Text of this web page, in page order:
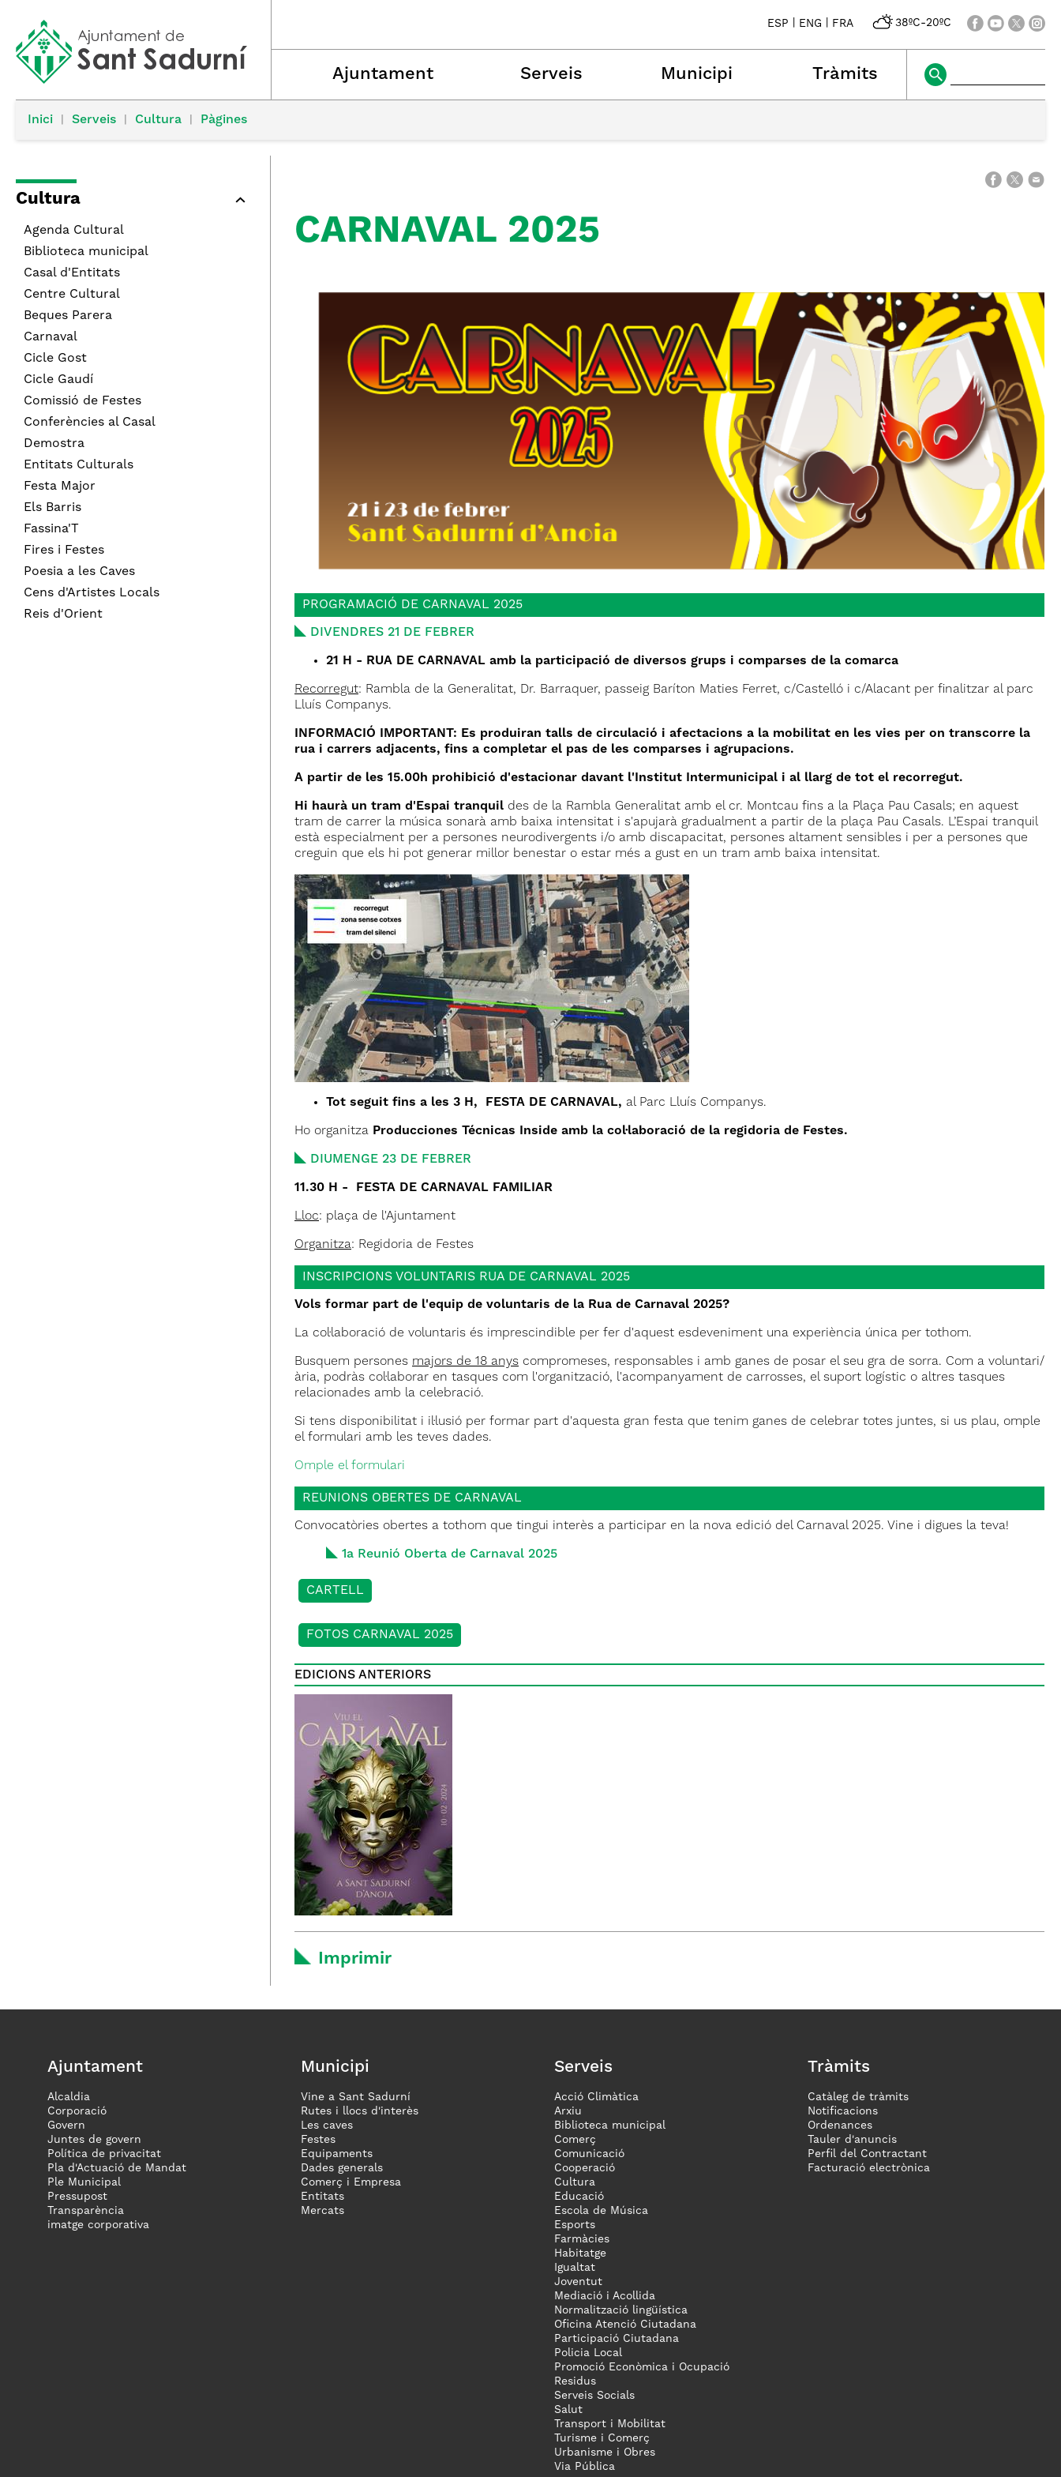
ESP ENG FRA 38ºC-20ºC
Ajuntament Serveis Municipi Tràmits
Inici Serveis Cultura Pàgines
Cultura
Agenda Cultural
Biblioteca municipal
Casal d'Entitats
Centre Cultural
Beques Parera
Carnaval
Cicle Gost
Cicle Gaudí
Comissió de Festes
Conferències al Casal
Demostra
Entitats Culturals
Festa Major
Els Barris
Fassina'T
Fires i Festes
Poesia a les Caves
Cens d'Artistes Locals
Reis d'Orient
CARNAVAL 2025
PROGRAMACIÓ DE CARNAVAL 2025
DIVENDRES 21 DE FEBRER
21 H - RUA DE CARNAVAL amb la participació de diversos grups i comparses de la comarca
Recorregut: Rambla de la Generalitat, Dr. Barraquer, passeig Baríton Maties Ferret, c/Castelló i c/Alacant per finalitzar al parc
Lluís Companys.
INFORMACIÓ IMPORTANT: Es produiran talls de circulació i afectacions a la mobilitat en les vies per on transcorre la
rua i carrers adjacents, fins a completar el pas de les comparses i agrupacions.
A partir de les 15.00h prohibició d'estacionar davant l'Institut Intermunicipal i al llarg de tot el recorregut.
Hi haurà un tram d'Espai tranquil des de la Rambla Generalitat amb el cr. Montcau fins a la Plaça Pau Casals; en aquest
tram de carrer la música sonarà amb baixa intensitat i s'apujarà gradualment a partir de la plaça Pau Casals. L’Espai tranquil
està especialment per a persones neurodivergents i/o amb discapacitat, persones altament sensibles i per a persones que
creguin que els hi pot generar millor benestar o estar més a gust en un tram amb baixa intensitat.
Tot seguit fins a les 3 H, FESTA DE CARNAVAL, al Parc Lluís Companys.
Ho organitza Producciones Técnicas Inside amb la col·laboració de la regidoria de Festes.
DIUMENGE 23 DE FEBRER
11.30 H - FESTA DE CARNAVAL FAMILIAR
Lloc: plaça de l'Ajuntament
Organitza: Regidoria de Festes
INSCRIPCIONS VOLUNTARIS RUA DE CARNAVAL 2025
Vols formar part de l'equip de voluntaris de la Rua de Carnaval 2025?
La col·laboració de voluntaris és imprescindible per fer d'aquest esdeveniment una experiència única per tothom.
Busquem persones majors de 18 anys compromeses, responsables i amb ganes de posar el seu gra de sorra. Com a voluntari/
ària, podràs col·laborar en tasques com l'organització, l'acompanyament de carrosses, el suport logístic o altres tasques
relacionades amb la celebració.
Si tens disponibilitat i il·lusió per formar part d'aquesta gran festa que tenim ganes de celebrar totes juntes, si us plau, omple
el formulari amb les teves dades.
Omple el formulari
REUNIONS OBERTES DE CARNAVAL
Convocatòries obertes a tothom que tingui interès a participar en la nova edició del Carnaval 2025. Vine i digues la teva!
1a Reunió Oberta de Carnaval 2025
CARTELL
FOTOS CARNAVAL 2025
EDICIONS ANTERIORS
Imprimir
Ajuntament
Alcaldia
Corporació
Govern
Juntes de govern
Política de privacitat
Pla d'Actuació de Mandat
Ple Municipal
Pressupost
Transparència
imatge corporativa
Municipi
Vine a Sant Sadurní
Rutes i llocs d'interès
Les caves
Festes
Equipaments
Dades generals
Comerç i Empresa
Entitats
Mercats
Serveis
Acció Climàtica
Arxiu
Biblioteca municipal
Comerç
Comunicació
Cooperació
Cultura
Educació
Escola de Música
Esports
Farmàcies
Habitatge
Igualtat
Joventut
Mediació i Acollida
Normalització lingüística
Oficina Atenció Ciutadana
Participació Ciutadana
Policia Local
Promoció Econòmica i Ocupació
Residus
Serveis Socials
Salut
Transport i Mobilitat
Turisme i Comerç
Urbanisme i Obres
Via Pública
Tràmits
Catàleg de tràmits
Notificacions
Ordenances
Tauler d'anuncis
Perfil del Contractant
Facturació electrònica